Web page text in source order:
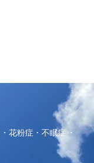
花粉症・不眠症